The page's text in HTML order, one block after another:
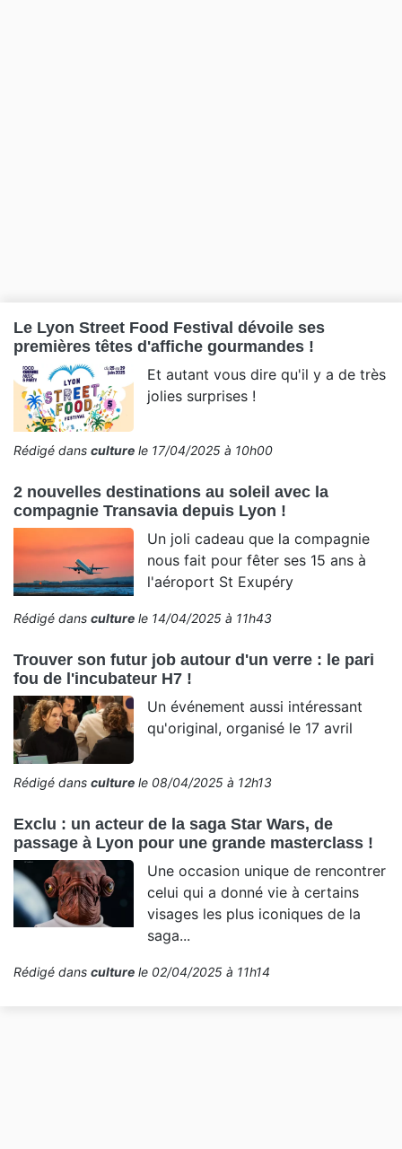
Le Lyon Street Food Festival dévoile ses
premières têtes d'affiche gourmandes !
Et autant vous dire qu'il y a de très
jolies surprises !
Rédigé dans culture le 17/04/2025 à 10h00
2 nouvelles destinations au soleil avec la
compagnie Transavia depuis Lyon !
Un joli cadeau que la compagnie
nous fait pour fêter ses 15 ans à
l'aéroport St Exupéry
Rédigé dans culture le 14/04/2025 à 11h43
Trouver son futur job autour d'un verre : le pari
fou de l'incubateur H7 !
Un événement aussi intéressant
qu'original, organisé le 17 avril
Rédigé dans culture le 08/04/2025 à 12h13
Exclu : un acteur de la saga Star Wars, de
passage à Lyon pour une grande masterclass !
Une occasion unique de rencontrer
celui qui a donné vie à certains
visages les plus iconiques de la
saga...
Rédigé dans culture le 02/04/2025 à 11h14